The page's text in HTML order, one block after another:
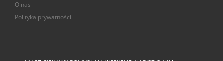
O nas
Polityka prywatności